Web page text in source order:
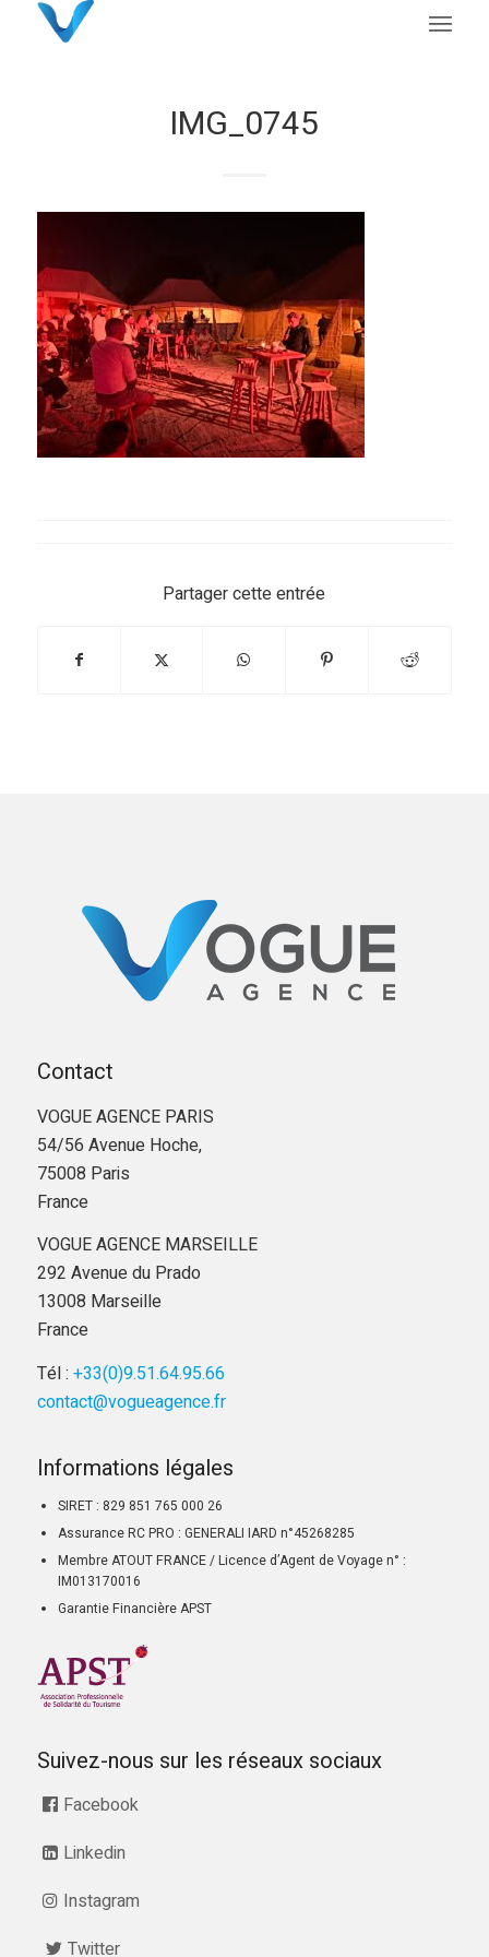
IMG_0745
Partager cette entrée
Contact
VOGUE AGENCE PARIS
54/56 Avenue Hoche,
75008 Paris
France
VOGUE AGENCE MARSEILLE
292 Avenue du Prado
13008 Marseille
France
Tél : +33(0)9.51.64.95.66
contact@vogueagence.fr
Informations légales
SIRET : 829 851 765 000 26
Assurance RC PRO : GENERALI IARD n°45268285
Membre ATOUT FRANCE / Licence d’Agent de Voyage n° :
IM013170016
Garantie Financière APST
Suivez-nous sur les réseaux sociaux
Facebook
Linkedin
Instagram
Twitter